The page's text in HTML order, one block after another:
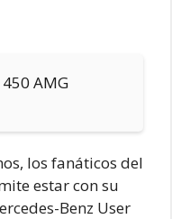
AMG
los fanáticos del
estar con su
Benz User